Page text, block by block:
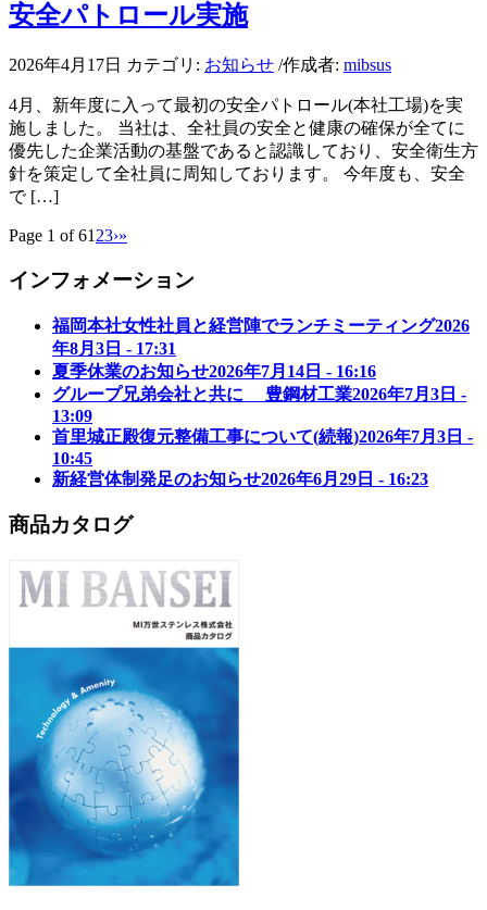
安全パトロール実施
2026年4月17日 カテゴリ: お知らせ /作成者: mibsus
4月、新年度に入って最初の安全パトロール(本社工場)を実
施しました。 当社は、全社員の安全と健康の確保が全てに
優先した企業活動の基盤であると認識しており、安全衛生方
針を策定して全社員に周知しております。 今年度も、安全
で […]
Page 1 of 61 23›»
インフォメーション
福岡本社女性社員と経営陣でランチミーティング2026
年8月3日 - 17:31
夏季休業のお知らせ2026年7月14日 - 16:16
グループ兄弟会社と共に 豊鋼材工業2026年7月3日 -
13:09
首里城正殿復元整備工事について(続報)2026年7月3日 -
10:45
新経営体制発足のお知らせ2026年6月29日 - 16:23
商品カタログ